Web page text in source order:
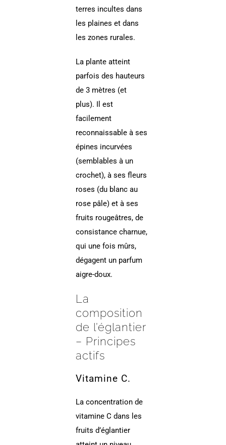
terres incultes dans
les plaines et dans
les zones rurales.
La plante atteint
parfois des hauteurs
de 3 mètres (et
plus). Il est
facilement
reconnaissable à ses
épines incurvées
(semblables à un
crochet), à ses fleurs
roses (du blanc au
rose pâle) et à ses
fruits rougeâtres, de
consistance charnue,
qui une fois mûrs,
dégagent un parfum
aigre-doux.
La
composition
de l’églantier
– Principes
actifs
Vitamine C.
La concentration de
vitamine C dans les
fruits d’églantier